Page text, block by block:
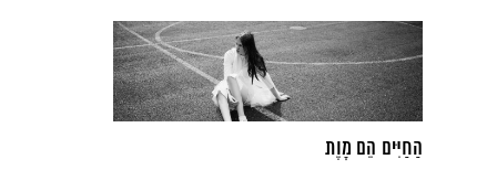
הַחַיִּים הֵם מָוֶת